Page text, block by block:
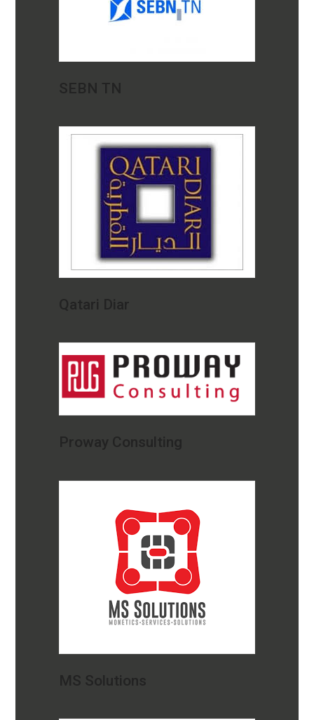
SEBN TN
Qatari Diar
Proway Consulting
MS Solutions